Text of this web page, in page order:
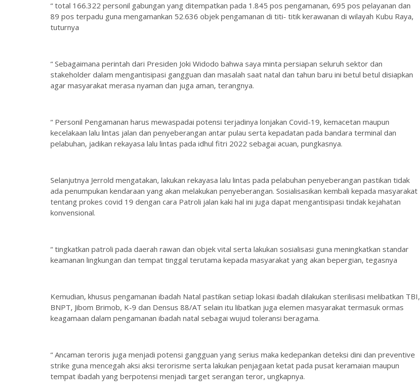
“ total 166.322 personil gabungan yang ditempatkan pada 1.845 pos pengamanan, 695 pos pelayanan dan
89 pos terpadu guna mengamankan 52.636 objek pengamanan di titi- titik kerawanan di wilayah Kubu Raya,
tuturnya
“ Sebagaimana perintah dari Presiden Joki Widodo bahwa saya minta persiapan seluruh sektor dan
stakeholder dalam mengantisipasi gangguan dan masalah saat natal dan tahun baru ini betul betul disiapkan
agar masyarakat merasa nyaman dan juga aman, terangnya.
“ Personil Pengamanan harus mewaspadai potensi terjadinya lonjakan Covid-19, kemacetan maupun
kecelakaan lalu lintas jalan dan penyeberangan antar pulau serta kepadatan pada bandara terminal dan
pelabuhan, jadikan rekayasa lalu lintas pada idhul fitri 2022 sebagai acuan, pungkasnya.
Selanjutnya Jerrold mengatakan, lakukan rekayasa lalu lintas pada pelabuhan penyeberangan pastikan tidak
ada penumpukan kendaraan yang akan melakukan penyeberangan. Sosialisasikan kembali kepada masyarakat
tentang prokes covid 19 dengan cara Patroli jalan kaki hal ini juga dapat mengantisipasi tindak kejahatan
konvensional.
“ tingkatkan patroli pada daerah rawan dan objek vital serta lakukan sosialisasi guna meningkatkan standar
keamanan lingkungan dan tempat tinggal terutama kepada masyarakat yang akan bepergian, tegasnya
Kemudian, khusus pengamanan ibadah Natal pastikan setiap lokasi ibadah dilakukan sterilisasi melibatkan TBI,
BNPT, Jibom Brimob, K-9 dan Densus 88/AT selain itu libatkan juga elemen masyarakat termasuk ormas
keagamaan dalam pengamanan ibadah natal sebagai wujud toleransi beragama.
“ Ancaman teroris juga menjadi potensi gangguan yang serius maka kedepankan deteksi dini dan preventive
strike guna mencegah aksi aksi terorisme serta lakukan penjagaan ketat pada pusat keramaian maupun
tempat ibadah yang berpotensi menjadi target serangan teror, ungkapnya.